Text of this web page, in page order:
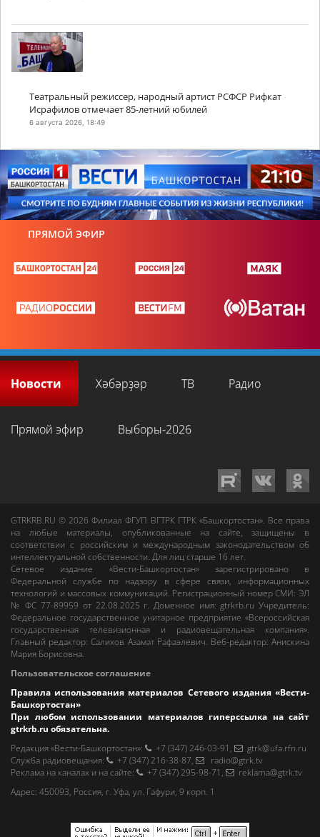
Театральный режиссер, народный артист РСФСР Рифкат
Исрафилов отмечает 85-летний юбилей
6 августа 2026, 18:49
ПРЯМОЙ ЭФИР
Новости Хәбәрҙәр ТВ Радио
Прямой эфир Выборы-2026
GTRKRB.RU © 2026Филиал ФГУП ВГТРК ГТРК «Башкортостан». Все права
на любые материалы, опубликованные на сайте, защищены в
соответствии с российским и международным законодательством об
интеллектуальной собственности. Для лиц старше 16 лет.
Сетевое издание «Вести-Башкортостан»зарегистрировано в
Федеральной службе по надзору в сфере связи, информационных
технологий и массовых коммуникаций. Регистрационный номер СМИ: ЭЛ
№ ФС 77-89959 от 22.08.2025 г. Доменное имя:gtrkrb.ru Учредитель:
Федеральное государственное унитарное предприятие «Всероссийская
государственная телевизионная и радиовещательная компания».
Главный редактор:Салихов Азамат Рафаэлевич. Веб-редактор:Анискина
Мария Борисовна.
Пользовательское соглашение
Правила использования материалов Сетевого издания «Вести-
Башкортостан»
При любом использовании материалов гиперссылка на сайт
gtrkrb.ru обязательна.
Редакция «Вести-Башкортостан»: +7 (347) 246-03-91 ,
gtrk@ufa.rfn.ru
Cлужба радиовещания: +7 (347) 216-38-87,
radio@gtrk.tv
Реклама на каналах и на сайте: +7 (347) 295-98-71 ,
reklama@gtrk.tv
Адрес: 450093, Россия, г. Уфа, ул. Гафури, 9 корп. 1